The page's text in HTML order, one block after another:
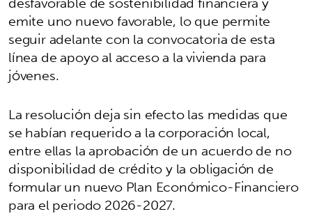
emite uno nuevo favorable, lo que permite
seguir adelante con la convocatoria de esta
línea de apoyo al acceso a la vivienda para
jóvenes.
La resolución deja sin efecto las medidas que
se habían requerido a la corporación local,
entre ellas la aprobación de un acuerdo de no
disponibilidad de crédito y la obligación de
formular un nuevo Plan Económico-Financiero
para el periodo 2026-2027.